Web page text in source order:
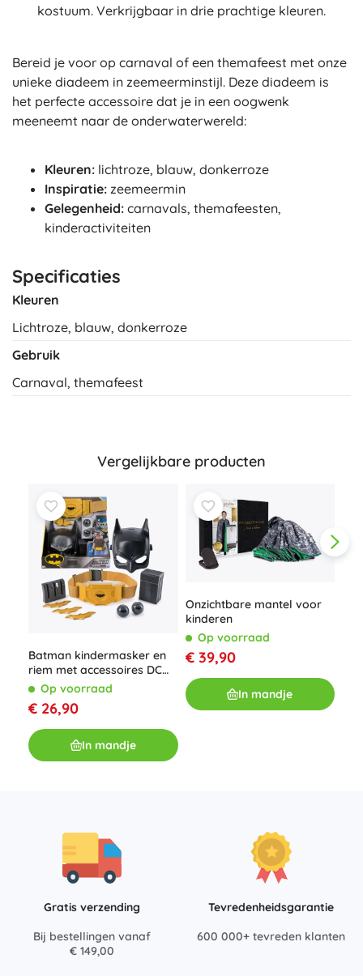
kostuum. Verkrijgbaar in drie prachtige kleuren.
Bereid je voor op carnaval of een themafeest met onze
unieke diadeem in zeemeerminstijl. Deze diadeem is
het perfecte accessoire dat je in een oogwenk
meeneemt naar de onderwaterwereld:
Kleuren: lichtroze, blauw, donkerroze
Inspiratie: zeemeermin
Gelegenheid: carnavals, themafeesten,
kinderactiviteiten
Specificaties
Kleuren
Lichtroze, blauw, donkerroze
Gebruik
Carnaval, themafeest
Vergelijkbare producten
Batman kindermasker en
riem met accessoires DC
Comics
Op voorraad
€ 26,90
In mandje
Onzichtbare mantel voor
kinderen
Op voorraad
€ 39,90
In mandje
Gratis verzending
Bij bestellingen vanaf
€ 149,00
Tevredenheidsgarantie
600 000+ tevreden klanten